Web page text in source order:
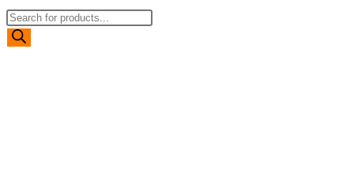
WEBSITE
Products
search